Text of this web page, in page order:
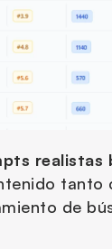
realistas
tanto
de